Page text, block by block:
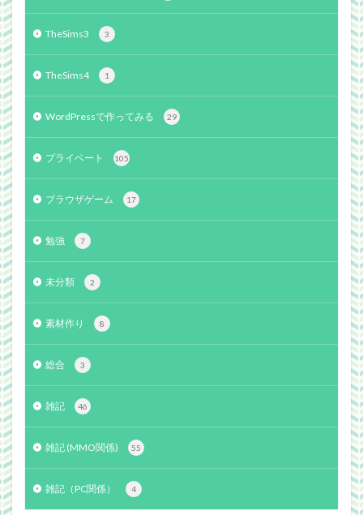
TheSims3 3
TheSims4 1
WordPressで作ってみる 29
プライベート 105
ブラウザゲーム 17
勉強 7
未分類 2
素材作り 8
総合 3
雑記 46
雑記 (MMO関係) 55
雑記（PC関係） 4